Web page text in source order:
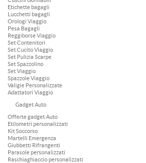
Etichette bagagli
Lucchetti bagagli
Orologi Viaggio
Pesa Bagagli
Reggiborse Viaggio
Set Contenitori
Set Cucito Viaggio
Set Pulizia Scarpe
Set Spazzolino
Set Viaggio
Spazzole Viaggio
Valigie Personalizzate
Adattatori Viaggio
Gadget Auto
Offerte gadget Auto
Etilometri personalizzati
Kit Soccorso
Martelli Emergenza
Giubbetti Rifrangenti
Parasole personalizzati
Raschiaghiaccio personalizzati